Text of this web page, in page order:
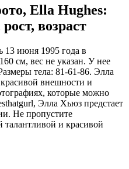
Ella Hughes:
возраст
13 июня 1995 года в
см, вес не указан. У нее
тела: 81-61-86. Элла
внешности и
которые можно
Элла Хьюз предстает
Не пропустите
талантливой и красивой